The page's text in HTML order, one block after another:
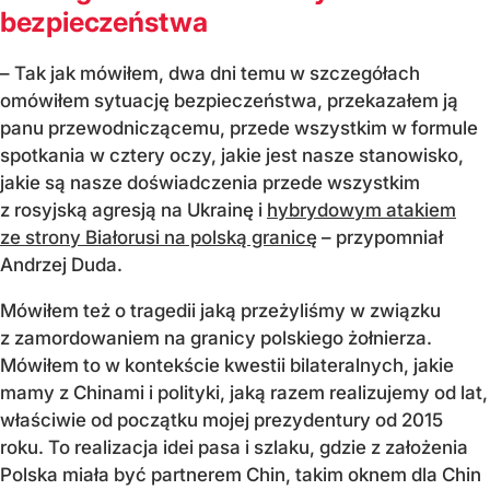
bezpieczeństwa
– Tak jak mówiłem, dwa dni temu w szczegółach
omówiłem sytuację bezpieczeństwa, przekazałem ją
panu przewodniczącemu, przede wszystkim w formule
spotkania w cztery oczy, jakie jest nasze stanowisko,
jakie są nasze doświadczenia przede wszystkim
z rosyjską agresją na Ukrainę i hybrydowym atakiem
ze strony Białorusi na polską granicę – przypomniał
Andrzej Duda.
Mówiłem też o tragedii jaką przeżyliśmy w związku
z zamordowaniem na granicy polskiego żołnierza.
Mówiłem to w kontekście kwestii bilateralnych, jakie
mamy z Chinami i polityki, jaką razem realizujemy od lat,
właściwie od początku mojej prezydentury od 2015
roku. To realizacja idei pasa i szlaku, gdzie z założenia
Polska miała być partnerem Chin, takim oknem dla Chin